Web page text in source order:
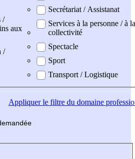
/
aux
/
Secrétariat / Assistanat
Services à la personne / à la
collectivité
Spectacle
Sport
Transport / Logistique
Appliquerle filtre du domaine